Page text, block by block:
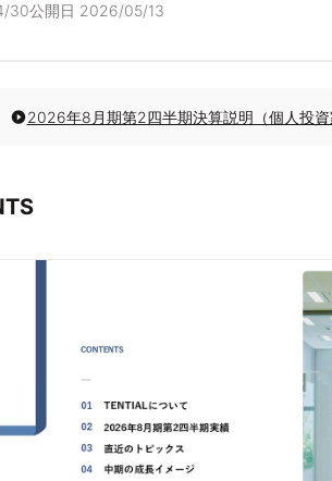
30公開日 2026/05/13
2026年8月期第2四半期決算説明（個人投資